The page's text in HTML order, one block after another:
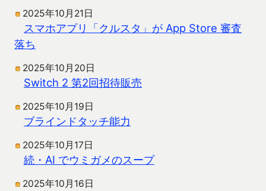
2025年10月21日
スマホアプリ「クルスタ」が App Store 審査
落ち
2025年10月20日
Switch 2 第2回招待販売
2025年10月19日
ブラインドタッチ能力
2025年10月17日
続・AI でウミガメのスープ
2025年10月16日